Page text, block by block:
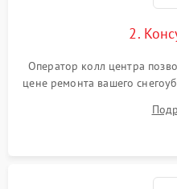
2.
Оператор колл центра
цене ремонта вашего